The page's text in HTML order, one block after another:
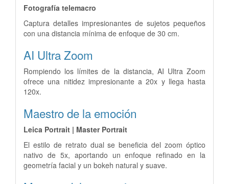
Fotografía telemacro
Captura detalles impresionantes de sujetos pequeños
con una distancia mínima de enfoque de 30 cm.
AI Ultra Zoom
Rompiendo los límites de la distancia, AI Ultra Zoom
ofrece una nitidez impresionante a 20x y llega hasta
120x.
Maestro de la emoción
Leica Portrait | Master Portrait
El estilo de retrato dual se beneficia del zoom óptico
nativo de 5x, aportando un enfoque refinado en la
geometría facial y un bokeh natural y suave.